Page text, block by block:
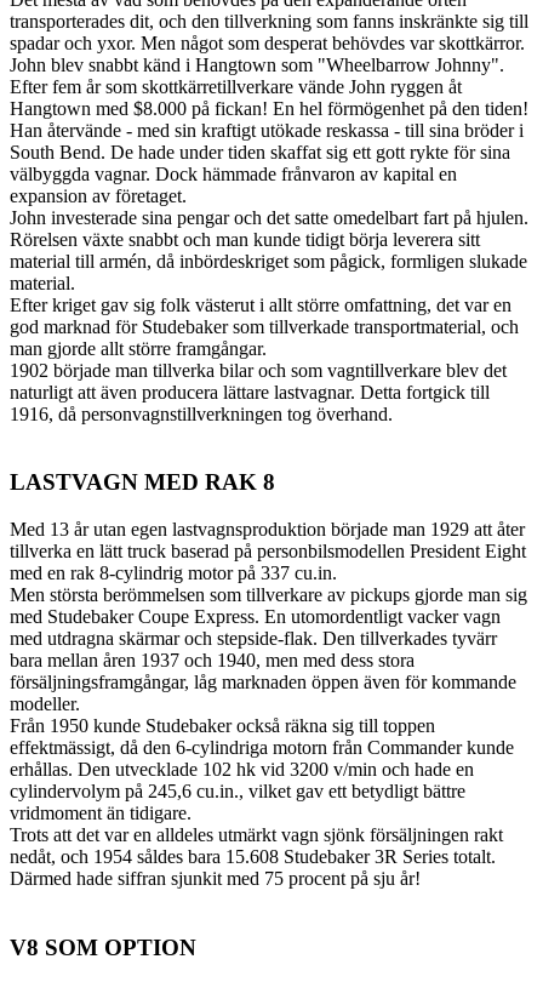
transporterades dit, och den tillverkning som fanns inskränkte sig till
spadar och yxor. Men något som desperat behövdes var skottkärror.
John blev snabbt känd i Hangtown som "Wheelbarrow Johnny".
Efter fem år som skottkärretillverkare vände John ryggen åt
Hangtown med $8.000 på fickan! En hel förmögenhet på den tiden!
Han återvände - med sin kraftigt utökade reskassa - till sina bröder i
South Bend. De hade under tiden skaffat sig ett gott rykte för sina
välbyggda vagnar. Dock hämmade frånvaron av kapital en
expansion av företaget.
John investerade sina pengar och det satte omedelbart fart på hjulen.
Rörelsen växte snabbt och man kunde tidigt börja leverera sitt
material till armén, då inbördeskriget som pågick, formligen slukade
material.
Efter kriget gav sig folk västerut i allt större omfattning, det var en
god marknad för Studebaker som tillverkade transportmaterial, och
man gjorde allt större framgångar.
1902 började man tillverka bilar och som vagntillverkare blev det
naturligt att även producera lättare lastvagnar. Detta fortgick till
1916, då personvagnstillverkningen tog överhand.
LASTVAGN MED RAK 8
Med 13 år utan egen lastvagnsproduktion började man 1929 att åter
tillverka en lätt truck baserad på personbilsmodellen President Eight
med en rak 8-cylindrig motor på 337 cu.in.
Men största berömmelsen som tillverkare av pickups gjorde man sig
med Studebaker Coupe Express. En utomordentligt vacker vagn
med utdragna skärmar och stepside-flak. Den tillverkades tyvärr
bara mellan åren 1937 och 1940, men med dess stora
försäljningsframgångar, låg marknaden öppen även för kommande
modeller.
Från 1950 kunde Studebaker också räkna sig till toppen
effektmässigt, då den 6-cylindriga motorn från Commander kunde
erhållas. Den utvecklade 102 hk vid 3200 v/min och hade en
cylindervolym på 245,6 cu.in., vilket gav ett betydligt bättre
vridmoment än tidigare.
Trots att det var en alldeles utmärkt vagn sjönk försäljningen rakt
nedåt, och 1954 såldes bara 15.608 Studebaker 3R Series totalt.
Därmed hade siffran sjunkit med 75 procent på sju år!
V8 SOM OPTION